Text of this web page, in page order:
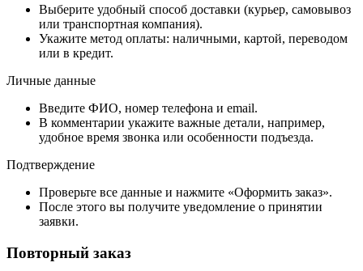
Выберите удобный способ доставки (курьер, самовывоз
или транспортная компания).
Укажите метод оплаты: наличными, картой, переводом
или в кредит.
Личные данные
Введите ФИО, номер телефона и email.
В комментарии укажите важные детали, например,
удобное время звонка или особенности подъезда.
Подтверждение
Проверьте все данные и нажмите «Оформить заказ».
После этого вы получите уведомление о принятии
заявки.
Повторный заказ